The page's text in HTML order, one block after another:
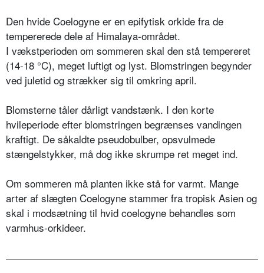
Den hvide Coelogyne er en epifytisk orkide fra de
tempererede dele af Himalaya-området.
I vækstperioden om sommeren skal den stå tempereret
(14-18 °C), meget luftigt og lyst. Blomstringen begynder
ved juletid og strækker sig til omkring april.
Blomsterne tåler dårligt vandstænk. I den korte
hvileperiode efter blomstringen begrænses vandingen
kraftigt. De såkaldte pseudobulber, opsvulmede
stængelstykker, må dog ikke skrumpe ret meget ind.
Om sommeren må planten ikke stå for varmt. Mange
arter af slægten Coelogyne stammer fra tropisk Asien og
skal i modsætning til hvid coelogyne behandles som
varmhus-orkideer.